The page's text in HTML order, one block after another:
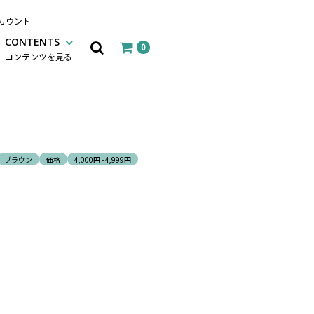
CONTENTS
コンテンツを見る
0
ウント
ブラウン 価格 4,000円 - 4,999円